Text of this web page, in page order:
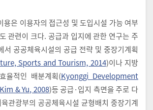
용은 이용자의 접근성 및 도입시설 가능 여부
관련이 크다. 공급과 입지에 관한 연구는 주
서 공공체육시설의 공급 전략 및 중장기계획
Sports and Tourism, 2014)이나 지방
율적인 배분계획(Kyonggi Development
Kim & Yu, 2008)등 공급·입지 측면을 주로 다
관광부의 공공체육시설 균형배치 중장기계